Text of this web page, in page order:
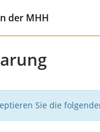
der MHH
Sie die